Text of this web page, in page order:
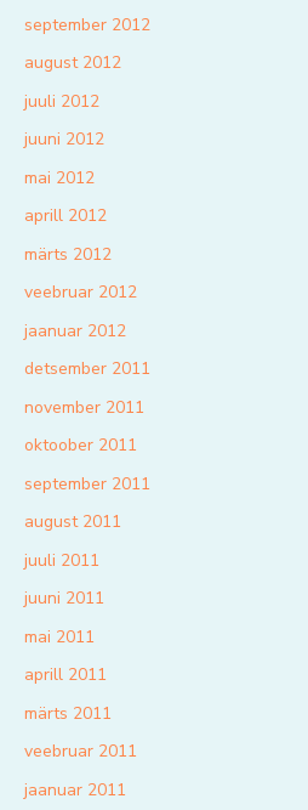
september 2012
august 2012
juuli 2012
juuni 2012
mai 2012
aprill 2012
märts 2012
veebruar 2012
jaanuar 2012
detsember 2011
november 2011
oktoober 2011
september 2011
august 2011
juuli 2011
juuni 2011
mai 2011
aprill 2011
märts 2011
veebruar 2011
jaanuar 2011